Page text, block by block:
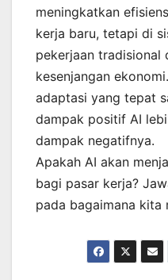
meningkatkan
kerja baru, tetapi di
pekerjaan tradisional
kesenjangan
adaptasi yang tepat
dampak positif AI
dampak negatifnya.
Apakah AI akan
bagi pasar kerja?
pada bagaimana kita